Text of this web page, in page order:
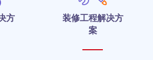
方
装修工程解决方
案